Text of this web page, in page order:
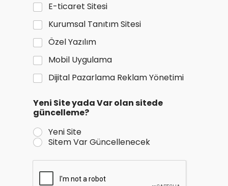
E-ticaret Sitesi
Kurumsal Tanıtım Sitesi
Özel Yazılım
Mobil Uygulama
Dijital Pazarlama Reklam Yönetimi
Yeni Site yada Var olan sitede
güncelleme?
Yeni Site
Sitem Var Güncellenecek